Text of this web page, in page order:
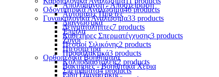
Απολύμανση - Αποστείρωση
Αυτόματες Πιπέτες
Διαγνωστικά
Έπιπλα
Ζυγοί
Πιεσόμετρα
Ορθοπεδικά Βοηθήματα
Βακτηρίες - Βοηθητικά Χέρια
Είδη Γυμναστικής
Οδοντιατρικά Αναλώσιμα46 products
Γυναικολογικά Αναλώσιμα33 products
Δειγματολήπτες7 products
Καθετήρες Σπερματέγχυσης3 products
Πεσσοί Σιλικόνης2 products
Προφυλακτικά3 products
Κολποδιαστολείς2 products
Σπειράματα4 products